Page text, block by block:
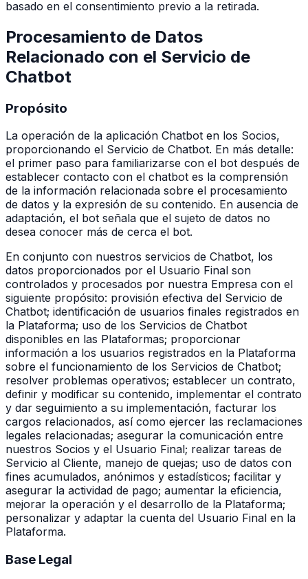
basado en el consentimiento previo a la retirada.
Procesamiento de Datos
Relacionado con el Servicio de
Chatbot
Propósito
La operación de la aplicación Chatbot en los Socios,
proporcionando el Servicio de Chatbot. En más detalle:
el primer paso para familiarizarse con el bot después de
establecer contacto con el chatbot es la comprensión
de la información relacionada sobre el procesamiento
de datos y la expresión de su contenido. En ausencia de
adaptación, el bot señala que el sujeto de datos no
desea conocer más de cerca el bot.
En conjunto con nuestros servicios de Chatbot, los
datos proporcionados por el Usuario Final son
controlados y procesados por nuestra Empresa con el
siguiente propósito: provisión efectiva del Servicio de
Chatbot; identificación de usuarios finales registrados en
la Plataforma; uso de los Servicios de Chatbot
disponibles en las Plataformas; proporcionar
información a los usuarios registrados en la Plataforma
sobre el funcionamiento de los Servicios de Chatbot;
resolver problemas operativos; establecer un contrato,
definir y modificar su contenido, implementar el contrato
y dar seguimiento a su implementación, facturar los
cargos relacionados, así como ejercer las reclamaciones
legales relacionadas; asegurar la comunicación entre
nuestros Socios y el Usuario Final; realizar tareas de
Servicio al Cliente, manejo de quejas; uso de datos con
fines acumulados, anónimos y estadísticos; facilitar y
asegurar la actividad de pago; aumentar la eficiencia,
mejorar la operación y el desarrollo de la Plataforma;
personalizar y adaptar la cuenta del Usuario Final en la
Plataforma.
Base Legal